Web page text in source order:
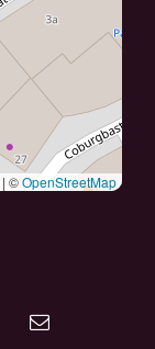
| ©OpenStreetMap